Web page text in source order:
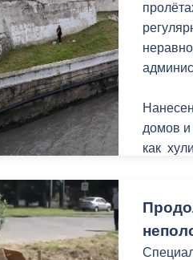
Отмечу,
домов и
как